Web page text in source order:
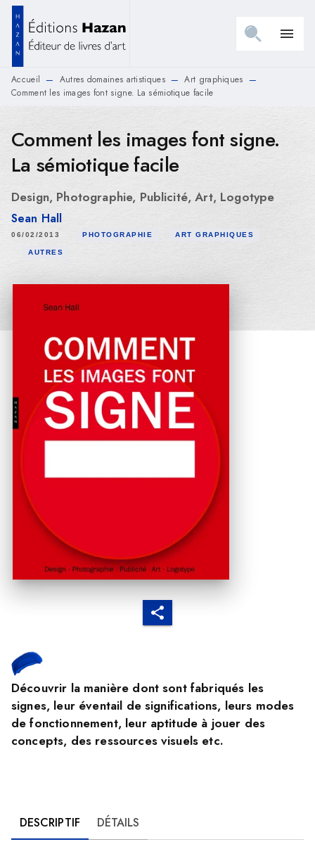
MENU RECHERCHE
PIED DE PAGE
menu
Accueil — Autres domaines artistiques — Art graphiques —
Comment les images font signe. La sémiotique facile
Comment les images font signe.
La sémiotique facile
Design, Photographie, Publicité, Art, Logotype
Sean Hall
06/02/2013 PHOTOGRAPHIE ART GRAPHIQUES
AUTRES
Découvrir la manière dont sont fabriqués les
signes, leur éventail de significations, leurs modes
de fonctionnement, leur aptitude à jouer des
concepts, des ressources visuels etc.
DESCRIPTIF DÉTAILS